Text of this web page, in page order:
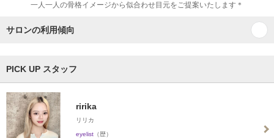
一人一人の骨格イメージから似合わせ目元をご提案いたします＊
サロンの利用傾向
PICK UP スタッフ
ririka
リリカ
eyelist （歴）